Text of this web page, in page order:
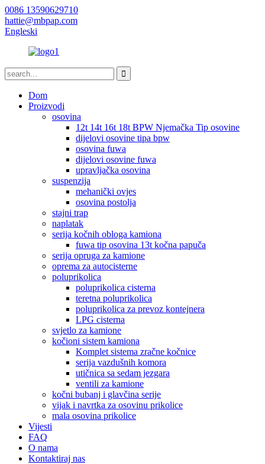
0086 13590629710
hattie@mbpap.com
Engleski
Dom
Proizvodi
osovina
12t 14t 16t 18t BPW Njemačka Tip osovine
dijelovi osovine tipa bpw
osovina fuwa
dijelovi osovine fuwa
upravljačka osovina
suspenzija
mehanički ovjes
osovina postolja
stajni trap
naplatak
serija kočnih obloga kamiona
fuwa tip osovina 13t kočna papuča
serija opruga za kamione
oprema za autocisterne
poluprikolica
poluprikolica cisterna
teretna poluprikolica
poluprikolica za prevoz kontejnera
LPG cisterna
svjetlo za kamione
kočioni sistem kamiona
Komplet sistema zračne kočnice
serija vazdušnih komora
utičnica sa sedam jezgara
ventili za kamione
kočni bubanj i glavčina serije
vijak i navrtka za osovinu prikolice
mala osovina prikolice
Vijesti
FAQ
O nama
Kontaktiraj nas